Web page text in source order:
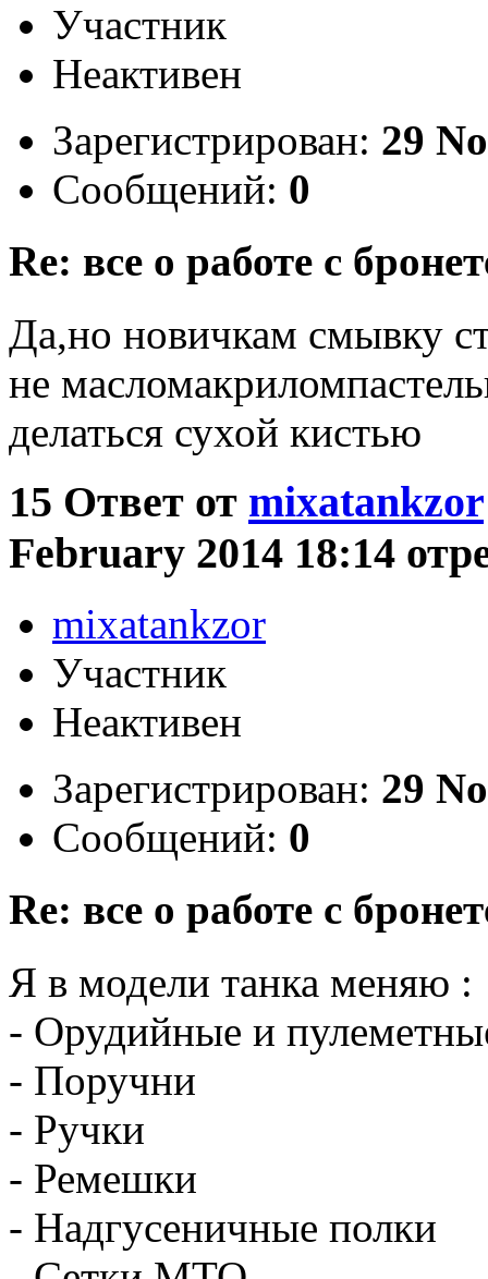
Участник
Неактивен
Зарегистрирован: 29
Сообщений: 0
Re: все о работе с
Да,но новичкам смывку
не
делаться сухой кистью
15 Ответ от mixatankzor
February 2014 18:14
mixatankzor
Участник
Неактивен
Зарегистрирован: 29
Сообщений: 0
Re: все о работе с
Я в модели танка меняю :
- Орудийные и
- Поручни
- Ручки
- Ремешки
- Надгусеничные полки